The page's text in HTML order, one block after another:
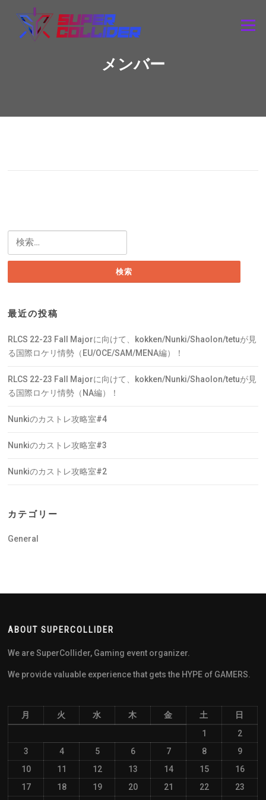
content
Menu
メンバー
最近の投稿
RLCS 22-23 Fall Majorに向けて、kokken/Nunki/Shaolon/tetuが見
る国際ロケリ情勢（EU/OCE/SAM/MENA編）！
RLCS 22-23 Fall Majorに向けて、kokken/Nunki/Shaolon/tetuが見
る国際ロケリ情勢（NA編）！
Nunkiのカストレ攻略室#4
Nunkiのカストレ攻略室#3
Nunkiのカストレ攻略室#2
カテゴリー
General
ABOUT SUPERCOLLIDER
We are SuperCollider, Gaming event organizer.
We provide valuable experience that gets the HYPE of GAMERS.
月 火 水 木 金 土
日
1
2
3
4 5 6 7 8
9
10
11 12 13 14 15
16
17
18 19 20 21 22
23